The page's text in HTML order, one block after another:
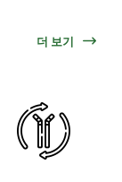
더 보기